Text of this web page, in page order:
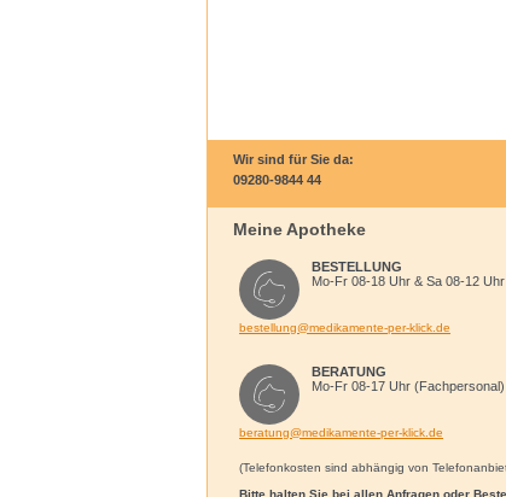
Wir sind für Sie da:
09280-9844 44
Meine Apotheke
BESTELLUNG
Mo-Fr 08-18 Uhr & Sa 08-12 Uhr
bestellung@medikamente-per-klick.de
BERATUNG
Mo-Fr 08-17 Uhr (Fachpersonal)
beratung@medikamente-per-klick.de
(Telefonkosten sind abhängig von
Bitte halten Sie bei allen Anfragen oder